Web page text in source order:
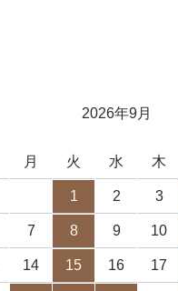
2026年9月
月 火 水 木
1 2 3
7 8 9 10
14 15 16 17